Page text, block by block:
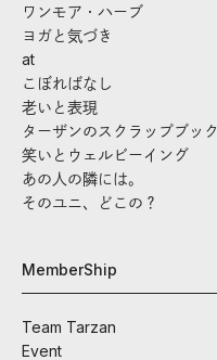
ワンモア・ハーブ
ヨガと気づき
at
こぼればなし
老いと表現
ターザンのスクラップブック
笑いとウェルビーイング
あの人の隣には。
そのユニ、どこの？
MemberShip
Team Tarzan
Event